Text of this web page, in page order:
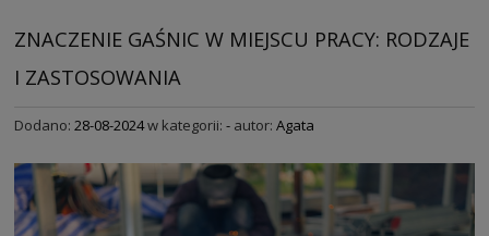
PRO L40154 zielona
159,00 zł
oznaczeń stosowanych na
opakowaniach
7,99 zł
rampy!
ZNACZENIE GAŚNIC W MIEJSCU PRACY: RODZAJE
I ZASTOSOWANIA
Dodano: 28-08-2024w kategorii: - autor: Agata